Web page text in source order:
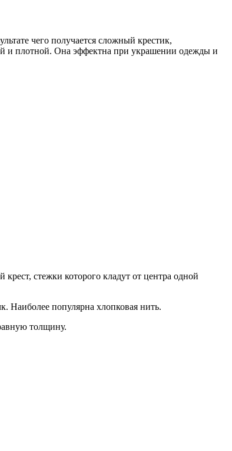
чего получается сложный крестик,
и плотной. Она эффектна при украшении одежды и
крест, стежки которого кладут от центра одной
Наиболее популярна хлопковая нить.
толщину.